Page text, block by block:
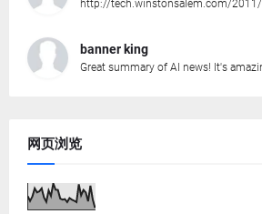
http://tech.winstonsalem.com/2011/
banner king
Great summary of AI news! It's
网页浏览